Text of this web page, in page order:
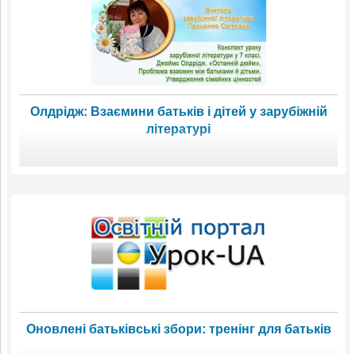
Олдрідж: Взаємини батьків і дітей у зарубіжній
літературі
Оновлені батьківські збори: тренінг для батьків